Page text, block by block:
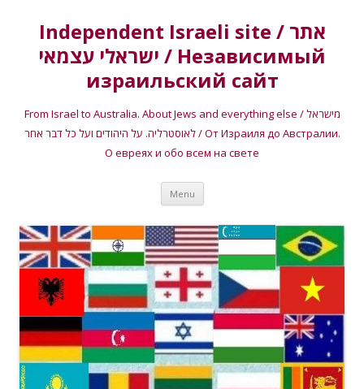
Independent Israeli site / אתר
ישראלי עצמאי / Независимый
израильский сайт
From Israel to Australia. About Jews and everything else / מישראל
לאוסטרליה. על היהודים ועל כל דבר אחר / От Израиля до Австралии.
О евреях и обо всем на свете
Menu Skip
content